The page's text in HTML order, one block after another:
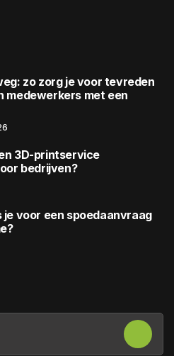
zo zorg je voor tevreden
medewerkers met een
3D-printservice
bedrijven?
je voor een spoedaanvraag